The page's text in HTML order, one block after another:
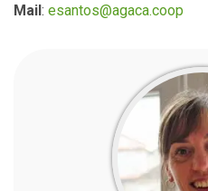
Mail: esantos@agaca.coop